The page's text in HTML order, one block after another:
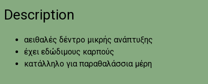
Description
αειθαλές δέντρο μικρής ανάπτυξης
έχει εδώδιμους καρπούς
κατάλληλο για παραθαλάσσια μέρη